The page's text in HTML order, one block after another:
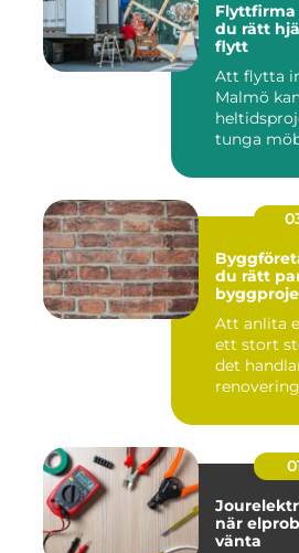
Flyttfirma
du rätt
flytt
Att flytta
Malmö
tunga
Byggföretag
du rätt
Att anlita
ett stort
det
när
vänta